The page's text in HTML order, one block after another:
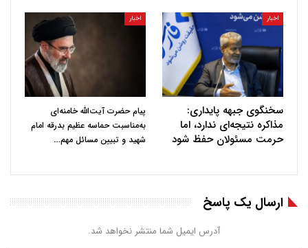
اخبار
سخنگوی جبهه پایداری:
مذاکره نتیجه‌ای ندارد، اما
حرمت مسئولان حفظ شود
اخبار
پیام حضرت آیت‌الله خامنه‌ای
به‌مناسبت حماسه عظیم بدرقه امام
شهید و تبیین مسائل مهم…
ارسال یک پاسخ
آدرس ایمیل شما منتشر نخواهد شد.